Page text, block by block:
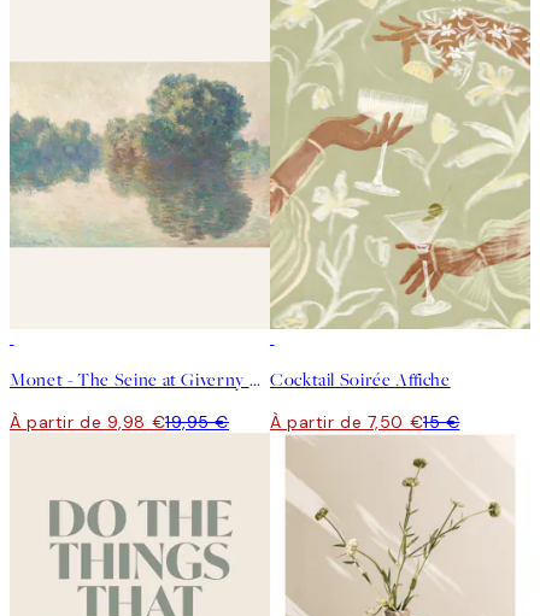
Monet - The Seine at Giverny Landscape Affiche
À partir de 9,98 €19,95 €
Cocktail Soirée Affiche
À partir de 7,50 €15 €